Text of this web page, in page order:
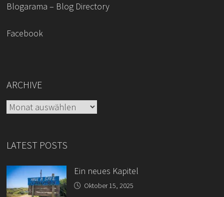
Blogarama – Blog Directory
Facebook
ARCHIVE
Archive
LATEST POSTS
Ein neues Kapitel
Oktober 15, 2025